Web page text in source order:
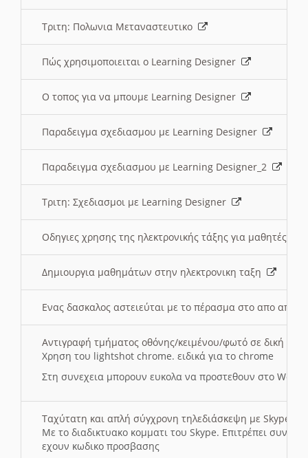
Τριτη: Πολωνια Μεταναστευτικο
Πώς χρησιμοποιειται ο Learning Designer
O τοπος για να μπουμε Learning Designer
Παραδειγμα σχεδιασμου με Learning Designer
Παραδειγμα σχεδιασμου με Learning Designer_2
Τριτη: Σχεδιασμοι με Learning Designer
Οδηγιες χρησης της ηλεκτρονικής τάξης για μαθητές
Δημιουργια μαθημάτων στην ηλεκτρονικη ταξη
Ενας δασκαλος αστειεύται με το πέρασμα στο απο
Αντιγραφή τμήματος οθόνης/κειμένου/φωτό σε δική
Χρηση του lightshot chrome. ειδικά για το chrome
Στη συνεχεια μπορουν ευκολα να προστεθουν στο Word
Ταχύτατη και απλή σύγχρονη τηλεδιάσκεψη με Skype
Με το διαδικτυακο κομματι του Skype. Επιτρέπει
εχουν κωδικο προσβασης